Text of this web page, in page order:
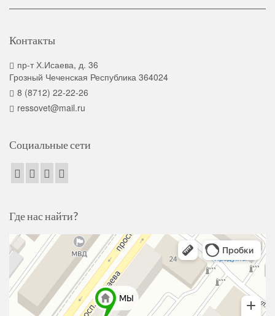
Контакты
пр-т Х.Исаева, д. 36
Грозный Чеченская Республика 364024
8 (8712) 22-22-26
ressovet@mail.ru
Социальные сети
Где нас найти?